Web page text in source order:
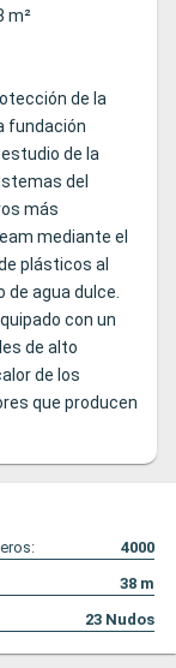
m²
de la
fundación
de la
del
más
mediante el
plásticos al
de agua dulce.
con un
de alto
de los
que producen
4000
38 m
23 Nudos